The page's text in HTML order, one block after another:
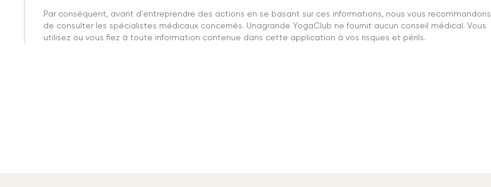
Par conséquent, avant d'entreprendre des actions en se basant sur ces informations, nous vous recommandons
de consulter les spécialistes médicaux concernés. Unagrande YogaClub ne fournit aucun conseil médical. Vous
utilisez ou vous fiez à toute information contenue dans cette application à vos risques et périls.